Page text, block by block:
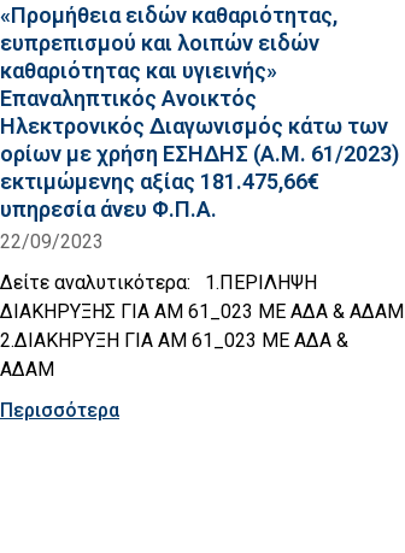
«Προμήθεια ειδών καθαριότητας,
ευπρεπισμού και λοιπών ειδών
καθαριότητας και υγιεινής»
Επαναληπτικός Ανοικτός
Ηλεκτρονικός Διαγωνισμός κάτω των
ορίων με χρήση ΕΣΗΔΗΣ (Α.Μ. 61/2023)
εκτιμώμενης αξίας 181.475,66€
υπηρεσία άνευ Φ.Π.Α.
22/09/2023
Δείτε αναλυτικότερα: 1.ΠΕΡΙΛΗΨΗ
ΔΙΑΚΗΡΥΞΗΣ ΓΙΑ ΑΜ 61_023 ΜΕ ΑΔΑ & ΑΔΑΜ
2.ΔΙΑΚΗΡΥΞΗ ΓΙΑ ΑΜ 61_023 ΜΕ ΑΔΑ &
ΑΔΑΜ
Περισσότερα